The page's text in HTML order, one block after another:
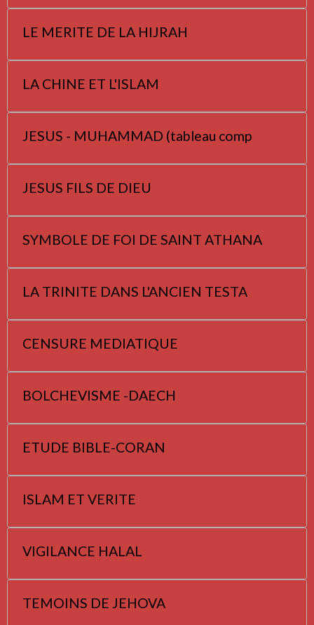
LE MERITE DE LA HIJRAH
LA CHINE ET L'ISLAM
JESUS - MUHAMMAD (tableau comp
JESUS FILS DE DIEU
SYMBOLE DE FOI DE SAINT ATHANA
LA TRINITE DANS L'ANCIEN TESTA
CENSURE MEDIATIQUE
BOLCHEVISME -DAECH
ETUDE BIBLE-CORAN
ISLAM ET VERITE
VIGILANCE HALAL
TEMOINS DE JEHOVA